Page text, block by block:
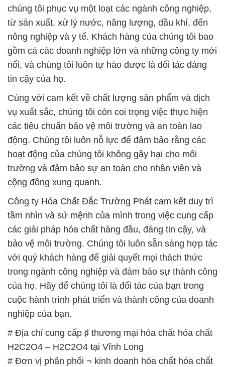
chúng tôi phục vụ một loạt các ngành công nghiệp,
từ sản xuất, xử lý nước, năng lượng, dầu khí, đến
nông nghiệp và y tế. Khách hàng của chúng tôi bao
gồm cả các doanh nghiệp lớn và những công ty mới
nổi, và chúng tôi luôn tự hào được là đối tác đáng
tin cậy của họ.
Cùng với cam kết về chất lượng sản phẩm và dịch
vụ xuất sắc, chúng tôi còn coi trọng việc thực hiện
các tiêu chuẩn bảo vệ môi trường và an toàn lao
động. Chúng tôi luôn nỗ lực để đảm bảo rằng các
hoạt động của chúng tôi không gây hại cho môi
trường và đảm bảo sự an toàn cho nhân viên và
cộng đồng xung quanh.
Công ty Hóa Chất Đắc Trường Phát cam kết duy trì
tầm nhìn và sứ mệnh của mình trong việc cung cấp
các giải pháp hóa chất hàng đầu, đáng tin cậy, và
bảo vệ môi trường. Chúng tôi luôn sẵn sàng hợp tác
với quý khách hàng để giải quyết mọi thách thức
trong ngành công nghiệp và đảm bảo sự thành công
của họ. Hãy để chúng tôi là đối tác của bạn trong
cuộc hành trình phát triển và thành công của doanh
nghiệp của bạn.
# Địa chỉ cung cấp ♯ thương mại hóa chất hóa chất
H2C2O4 – H2C2O4 tại Vĩnh Long
# Đơn vị phân phối ¬ kinh doanh hóa chất hóa chất